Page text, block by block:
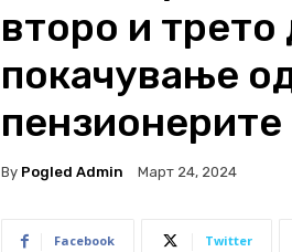
второ и
покачување
пензионерите
By Pogled Admin Март 24, 2024
Facebook Twitter